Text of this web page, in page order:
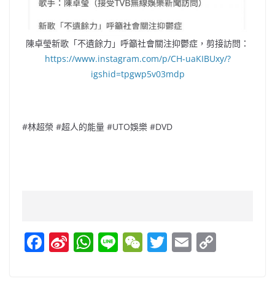
陳卓瑩新歌「不遺餘力」呼籲社會關注抑鬱症，剪接訪問：
https://www.instagram.com/p/CH-uaKIBUxy/?
igshid=tpgwp5v03mdp
#林超榮 #超人的能量 #UTO娛樂 #DVD
F Si W Li W T E